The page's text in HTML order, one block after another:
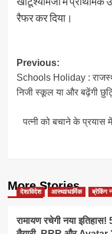
रैफर कर दिया।
Post
navigation
Previous:
Schools Holiday :
निजी स्कूल या और बढ़ेंगी
पत्नी को बचाने के प्रयास
More Stories
देश/विदेश आस्था/धार्मिक ब्रेकिंग
रामायण रचेगी नया